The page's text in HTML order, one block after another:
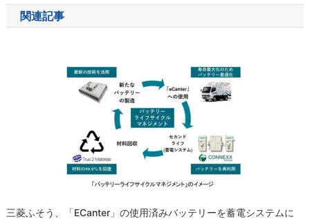
ナ
ビ
関連記事
三菱ふそう、「eCanter」の使用済みバッテリーを蓄電システムに